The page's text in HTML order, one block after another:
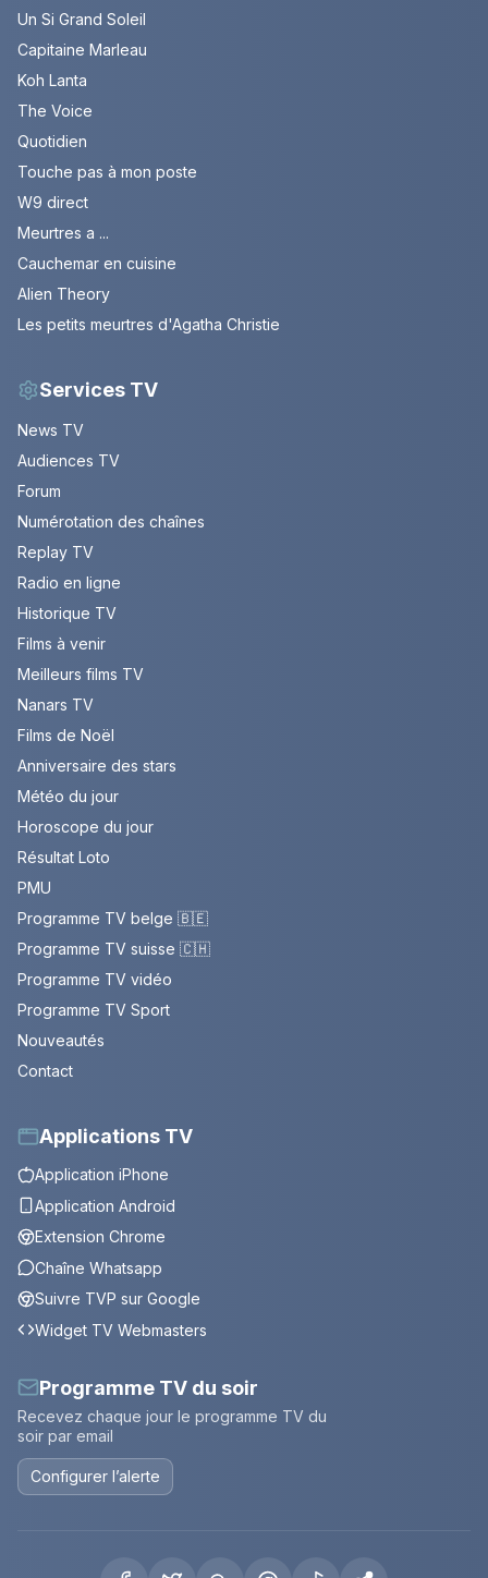
Un Si Grand Soleil
Capitaine Marleau
Koh Lanta
The Voice
Quotidien
Touche pas à mon poste
W9 direct
Meurtres a ...
Cauchemar en cuisine
Alien Theory
Les petits meurtres d'Agatha Christie
Services TV
News TV
Audiences TV
Forum
Numérotation des chaînes
Replay TV
Radio en ligne
Historique TV
Films à venir
Meilleurs films TV
Nanars TV
Films de Noël
Anniversaire des stars
Météo du jour
Horoscope du jour
Résultat Loto
PMU
Programme TV belge 🇧🇪
Programme TV suisse 🇨🇭
Programme TV vidéo
Programme TV Sport
Nouveautés
Contact
Applications TV
Application iPhone
Application Android
Extension Chrome
Chaîne Whatsapp
Suivre TVP sur Google
Widget TV Webmasters
Programme TV du soir
Recevez chaque jour le programme TV du
soir par email
Configurer l’alerte